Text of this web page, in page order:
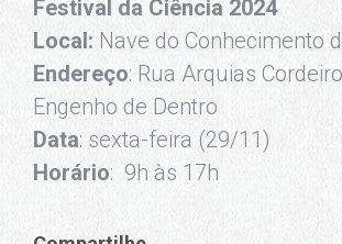
Festival da Ciência 2024
Local: Nave do Conhecimento
Endereço: Rua Arquias
Engenho de Dentro
Data: sexta-feira (29/11)
Horário: 9h às 17h